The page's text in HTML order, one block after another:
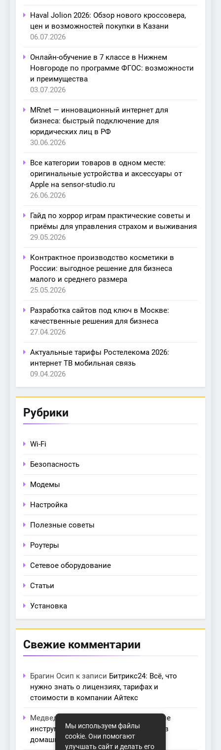
Haval Jolion 2026: Обзор нового кроссовера,
цен и возможностей покупки в Казани
06.07.2026
Онлайн-обучение в 7 классе в Нижнем
Новгороде по программе ФГОС: возможности
и преимущества
03.07.2026
MRnet — инновационный интернет для
бизнеса: быстрый подключение для
юридических лиц в РФ
30.06.2026
Все категории товаров в одном месте:
оригинальные устройства и аксессуары от
Apple на sensor-studio.ru
26.06.2026
Гайд по хоррор играм практические советы и
приёмы для управления страхом и выживания
29.05.2026
Контрактное производство косметики в
России: выгодное решение для бизнеса
малого и среднего размера
25.05.2026
Разработка сайтов под ключ в Москве:
качественные решения для бизнеса
27.04.2026
Актуальные тарифы Ростелекома 2026:
интернет ТВ мобильная связь
09.04.2026
Рубрики
Wi-Fi
Безопасность
Модемы
Настройка
Полезные советы
Роутеры
Сетевое оборудование
Статьи
Установка
Свежие комментарии
Брагин Осип к записи Битрикс24: Всё, что
нужно знать о лицензиях, тарифах и
стоимости в компании Айтекс
Медведева Амалия
Основные
инструменты для создания серверов в
домашних условиях
Мы используем файлы
cookie. Они помогают
улучшать сайт и делать его